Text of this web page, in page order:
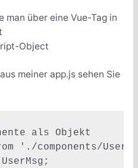
man über eine Vue-Tag in
Object
meiner app.js sehen Sie
als Objekt
'./components/